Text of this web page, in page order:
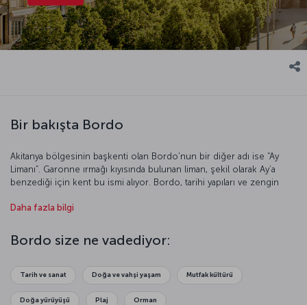
Bir bakışta Bordo
Akitanya bölgesinin başkenti olan Bordo’nun bir diğer adı ise “Ay
Limanı”. Garonne ırmağı kıyısında bulunan liman, şekil olarak Ay’a
benzediği için kent bu ismi alıyor. Bordo, tarihi yapıları ve zengin
kentlerden.
Daha fazla bilgi
Bordo size ne vadediyor:
Tarih ve sanat Doğa ve vahşi yaşam Mutfak kültürü
Doğa yürüyüşü Plaj Orman